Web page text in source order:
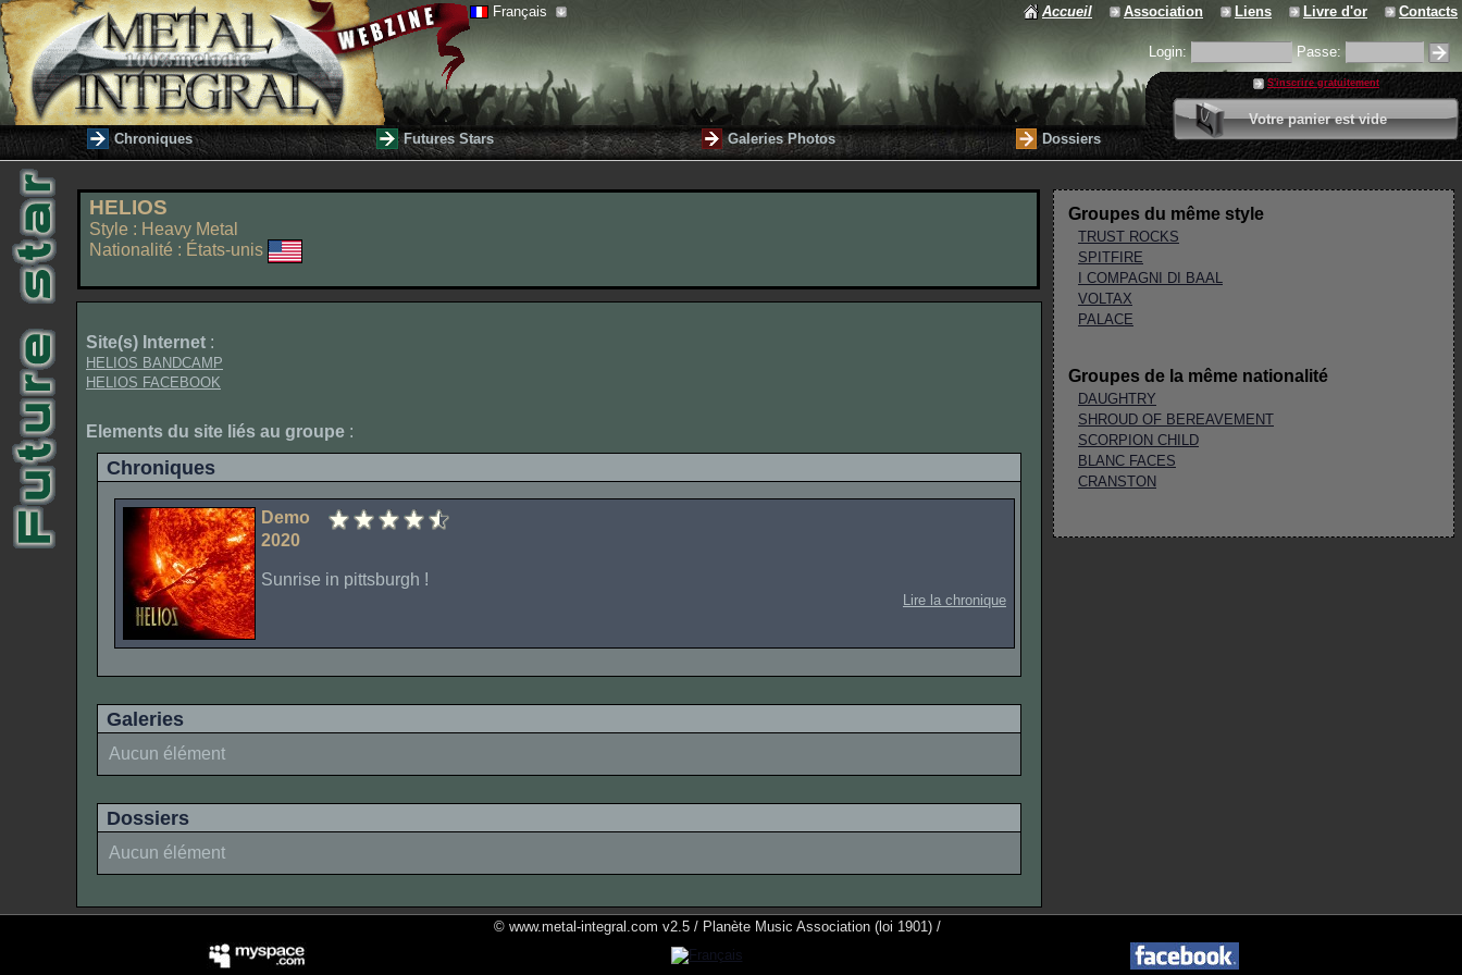
Français Accueil Association Liens Livre d'or Contacts
Login: Passe:
S'inscrire gratuitement
Votre panier est vide
0 article
Valider votre panier
Chroniques Futures Stars Galeries Photos Dossiers
HELIOS
Style : Heavy Metal
Nationalité : États-unis
Groupes du même style
TRUST ROCKS
SPITFIRE
I COMPAGNI DI BAAL
VOLTAX
PALACE
Groupes de la même nationalité
DAUGHTRY
SHROUD OF BEREAVEMENT
SCORPION CHILD
BLANC FACES
CRANSTON
Site(s) Internet :
HELIOS BANDCAMP
HELIOS FACEBOOK
Elements du site liés au groupe :
Chroniques
Demo
2020
Sunrise in pittsburgh !
Lire la chronique
Galeries
Aucun élément
Dossiers
Aucun élément
© www.metal-integral.com v2.5 / Planète Music Association (loi 1901) /